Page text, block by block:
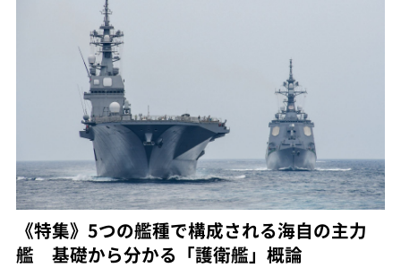
《特集》5つの艦種で構成される海自の主力
艦 基礎から分かる「護衛艦」概論